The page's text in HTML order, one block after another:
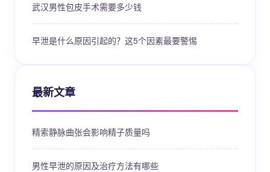
武汉男性包皮手术需要多少钱
早泄是什么原因引起的？这5个因素最要警惕
最新文章
精索静脉曲张会影响精子质量吗
男性早泄的原因及治疗方法有哪些